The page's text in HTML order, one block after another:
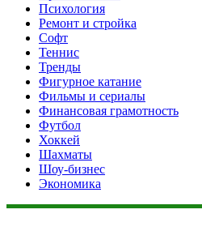
Психология
Ремонт и стройка
Софт
Теннис
Тренды
Фигурное катание
Фильмы и сериалы
Финансовая грамотность
Футбол
Хоккей
Шахматы
Шоу-бизнес
Экономика